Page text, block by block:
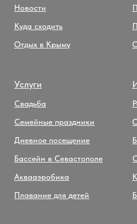
Новости
Куда сходить
Отдых в Крыму
Услуги
Свадьба
Семейные праздники
Дневное посещение
Бассейн в Севастополе
Аквааэробика
Плавание для детей